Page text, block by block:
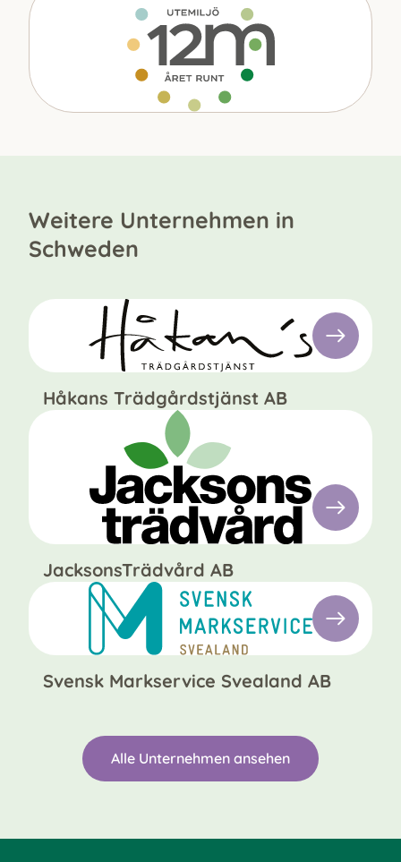
Weitere Unternehmen in
Schweden
Håkans Trädgårdstjänst AB
JacksonsTrädvård AB
Svensk Markservice Svealand AB
Alle Unternehmen ansehen